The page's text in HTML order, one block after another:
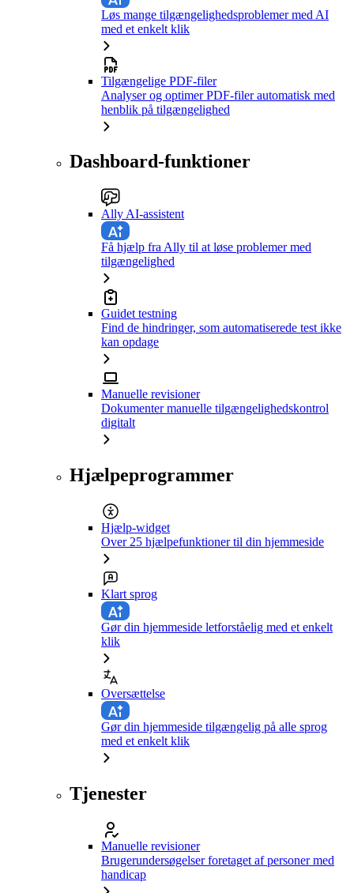
Løs mange tilgængelighedsproblemer med AI
med et enkelt klik
Tilgængelige PDF-filer
Analyser og optimer PDF-filer automatisk med
henblik på tilgængelighed
Dashboard-funktioner
Ally AI-assistent
Få hjælp fra Ally til at løse problemer med
tilgængelighed
Guidet testning
Find de hindringer, som automatiserede test ikke
kan opdage
Manuelle revisioner
Dokumenter manuelle tilgængelighedskontrol
digitalt
Hjælpeprogrammer
Hjælp-widget
Over 25 hjælpefunktioner til din hjemmeside
Klart sprog
Gør din hjemmeside letforståelig med et enkelt
klik
Oversættelse
Gør din hjemmeside tilgængelig på alle sprog
med et enkelt klik
Tjenester
Manuelle revisioner
Brugerundersøgelser foretaget af personer med
handicap